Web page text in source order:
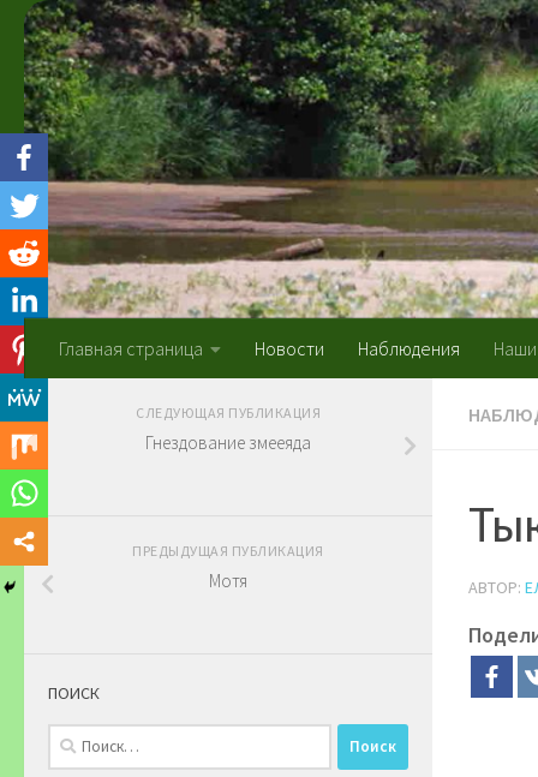
Skip to content
Главная страница Новости Наблюдения
АВТОР:
СЛЕДУЮЩАЯ ПУБЛИКАЦИЯ
Гнездование змееяда
ПРЕДЫДУЩАЯ ПУБЛИКАЦИЯ
Мотя
ПОИСК
Найти: